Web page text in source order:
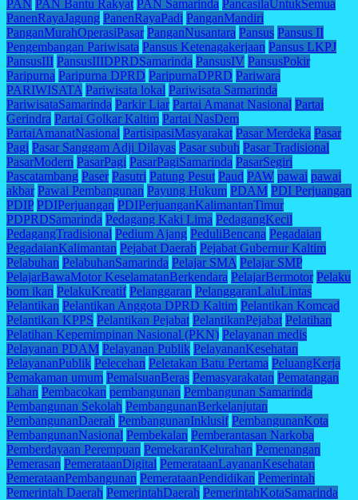
PAN PAN Bantu Rakyat PAN Samarinda PancasilaUntukSemua
PanenRayaJagung PanenRayaPadi PanganMandiri
PanganMurahOperasiPasar PanganNusantara Pansus Pansus II
Pengembangan Pariwisata Pansus Ketenagakerjaan Pansus LKPJ
PansusIII PansusIIIDPRDSamarinda PansusIV PansusPokir
Paripurna Paripurna DPRD ParipurnaDPRD Pariwara
PARIWISATA Pariwisata lokal Pariwisata Samarinda
PariwisataSamarinda Parkir Liar Partai Amanat Nasional Partai
Gerindra Partai Golkar Kaltim Partai NasDem
PartaiAmanatNasional PartisipasiMasyarakat Pasar Merdeka Pasar
Pagi Pasar Sanggam Adji Dilayas Pasar subuh Pasar Tradisional
PasarModern PasarPagi PasarPagiSamarinda PasarSegiri
Pascatambang Paser Pasutri Patung Pesut Paud PAW pawai pawai
akbar Pawai Pembangunan Payung Hukum PDAM PDI Perjuangan
PDIP PDIPerjuangan PDIPerjuanganKalimantanTimur
PDPRDSamarinda Pedagang Kaki Lima PedagangKecil
PedagangTradisional Pedium Ajang PeduliBencana Pegadaian
PegadaianKalimantan Pejabat Daerah Pejabat Gubernur Kaltim
Pelabuhan PelabuhanSamarinda Pelajar SMA Pelajar SMP
PelajarBawaMotor KeselamatanBerkendara PelajarBermotor Pelaku
bom ikan PelakuKreatif Pelanggaran PelanggaranLaluLintas
Pelantikan Pelantikan Anggota DPRD Kaltim Pelantikan Komcad
Pelantikan KPPS Pelantikan Pejabat PelantikanPejabat Pelatihan
Pelatihan Kepemimpinan Nasional (PKN) Pelayanan medis
Pelayanan PDAM Pelayanan Publik PelayananKesehatan
PelayananPublik Pelecehan Peletakan Batu Pertama PeluangKerja
Pemakaman umum PemalsuanBeras Pemasyarakatan Pematangan
Lahan Pembacokan pembangunan Pembangunan Samarinda
Pembangunan Sekolah PembangunanBerkelanjutan
PembangunanDaerah PembangunanInklusif PembangunanKota
PembangunanNasional Pembekalan Pemberantasan Narkoba
Pemberdayaan Perempuan PemekaranKelurahan Pemenangan
Pemerasan PemerataanDigital PemerataanLayananKesehatan
PemerataanPembangunan PemerataanPendidikan Pemerintah
Pemerintah Daerah PemerintahDaerah PemerintahKotaSamarinda